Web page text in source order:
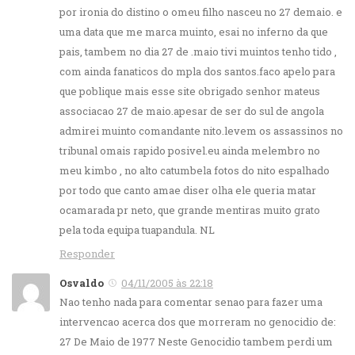
por ironia do distino o omeu filho nasceu no 27 demaio. e
uma data que me marca muinto, esai no inferno da que
pais, tambem no dia 27 de .maio tivi muintos tenho tido ,
com ainda fanaticos do mpla dos santos.faco apelo para
que poblique mais esse site obrigado senhor mateus
associacao 27 de maio.apesar de ser do sul de angola
admirei muinto comandante nito.levem os assassinos no
tribunal omais rapido posivel.eu ainda melembro no
meu kimbo , no alto catumbela fotos do nito espalhado
por todo que canto amae diser olha ele queria matar
ocamarada pr neto, que grande mentiras muito grato
pela toda equipa tuapandula. NL
Responder
Osvaldo
04/11/2005 às 22:18
Nao tenho nada para comentar senao para fazer uma
intervencao acerca dos que morreram no genocidio de:
27 De Maio de 1977 Neste Genocidio tambem perdi um